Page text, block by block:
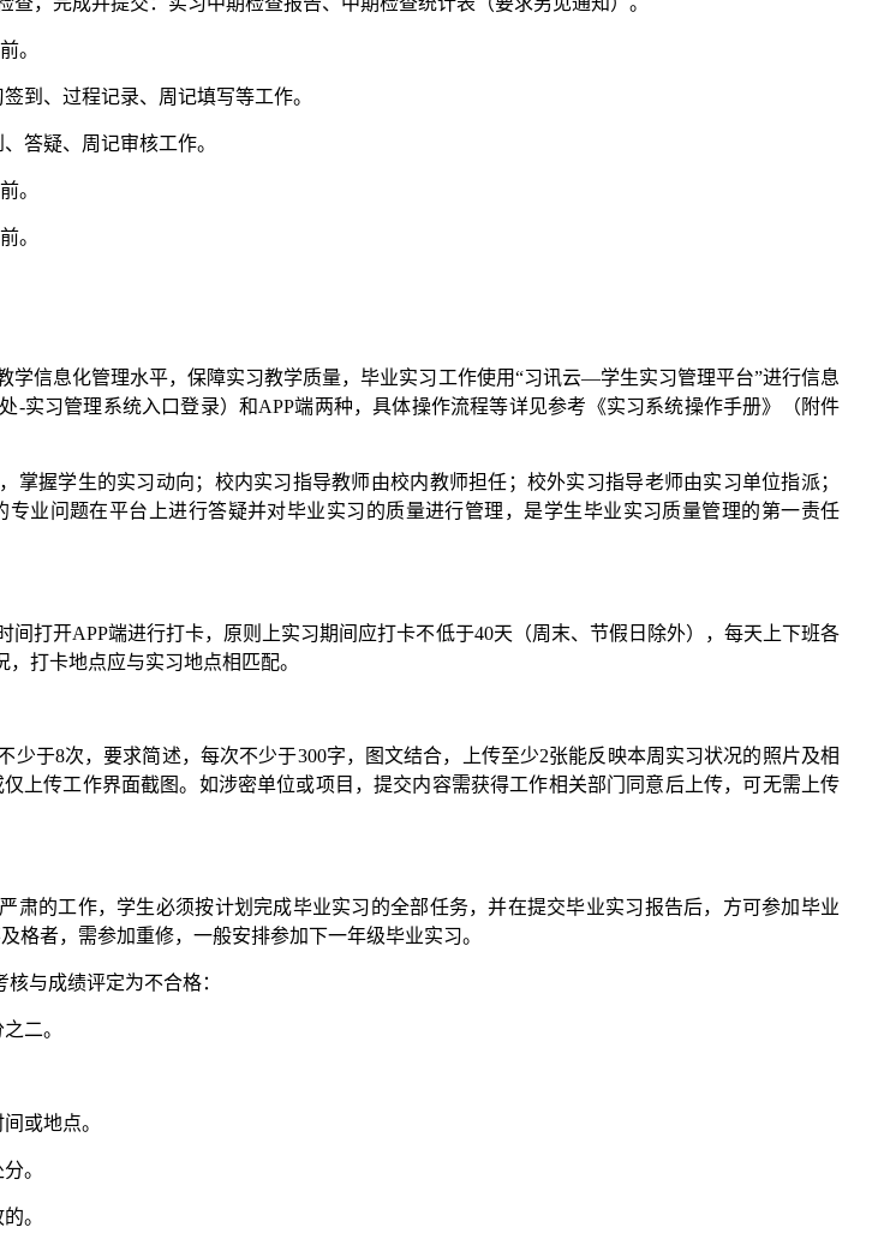
。
到、过程记录、周记填写等工作。
答疑、周记审核工作。
。
。
学信息化管理水平，保障实习教学质量，毕业实习工作使用“习讯云—学生实习管理平台”进行信息
-实习管理系统入口登录）和APP端两种，具体操作流程等详见参考《实习系统操作手册》（附件
掌握学生的实习动向；校内实习指导教师由校内教师担任；校外实习指导老师由实习单位指派；
业问题在平台上进行答疑并对毕业实习的质量进行管理，是学生毕业实习质量管理的第一责任
间打开APP端进行打卡，原则上实习期间应打卡不低于40天（周末、节假日除外），每天上下班各
打卡地点应与实习地点相匹配。
少于8次，要求简述，每次不少于300字，图文结合，上传至少2张能反映本周实习状况的照片及相
上传工作界面截图。如涉密单位或项目，提交内容需获得工作相关部门同意后上传，可无需上传
肃的工作，学生必须按计划完成毕业实习的全部任务，并在提交毕业实习报告后，方可参加毕业
格者，需参加重修，一般安排参加下一年级毕业实习。
与成绩评定为不合格：
二。
或地点。
。
。